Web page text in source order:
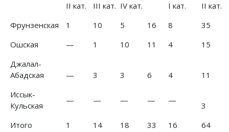
II кат.
III кат. IV кат. I кат.
II кат.
Фрунзенская
1 10 5 16 8
35
Ошская
— 1 10 11 4
15
Джалал-
Абадская
— 3 3 6 4
11
Иссык-
Кульская
— — — — —
3
Итого
1 14 18 33 16 64